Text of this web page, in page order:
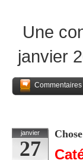
Une
janvier
Commentaires
janvier
27